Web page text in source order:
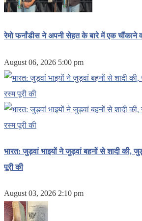
रेमो फर्नांडीस ने अपनी सेहत के बारे में एक चौंकाने
August 06, 2026 5:00 pm
भारत: जुड़वां भाइयों ने जुड़वां बहनों से शादी की,
पूरी की
August 03, 2026 2:10 pm